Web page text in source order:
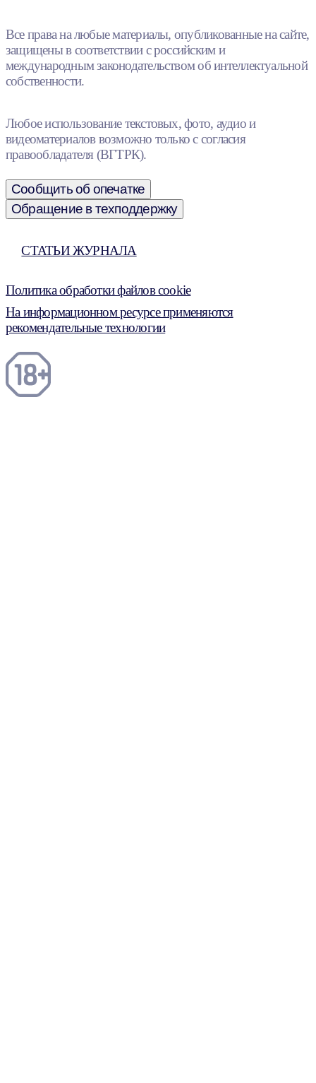
Все права на любые материалы, опубликованные на сайте,
защищены в соответствии с российским и
международным законодательством об интеллектуальной
собственности.
Любое использование текстовых, фото, аудио и
видеоматериалов возможно только с согласия
правообладателя (ВГТРК).
Сообщить об опечатке
Обращение в техподдержку
СТАТЬИ ЖУРНАЛА
Политика обработки файлов cookie
На информационном ресурсе применяются
рекомендательные технологии